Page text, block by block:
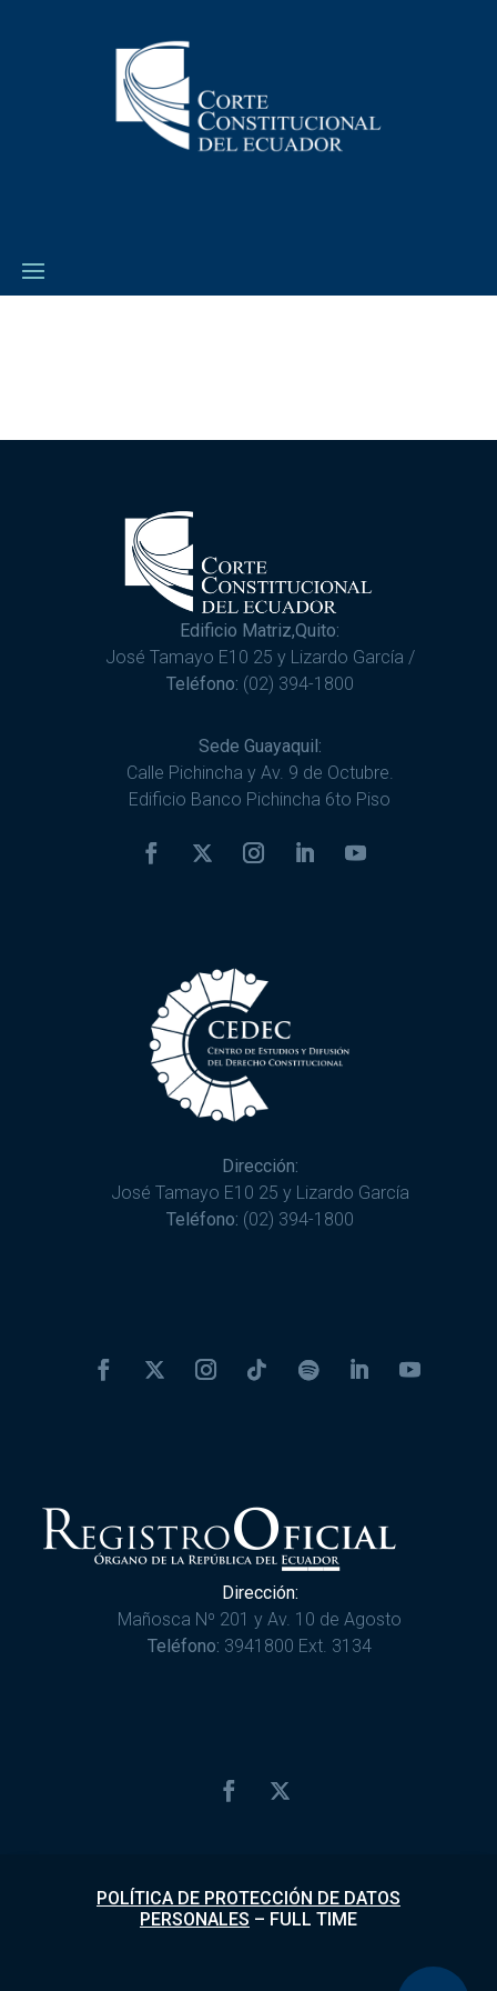
Edificio Matriz,Quito:
José Tamayo E10 25 y Lizardo García /
Teléfono: (02) 394-1800
Sede Guayaquil:
Calle Pichincha y Av. 9 de Octubre.
Edificio Banco Pichincha 6to Piso
Dirección:
José Tamayo E10 25 y Lizardo García
Teléfono: (02) 394-1800
Dirección:
Mañosca Nº 201 y Av. 10 de Agosto
Teléfono: 3941800 Ext. 3134
POLÍTICA DE PROTECCIÓN DE DATOS
PERSONALES – FULL TIME